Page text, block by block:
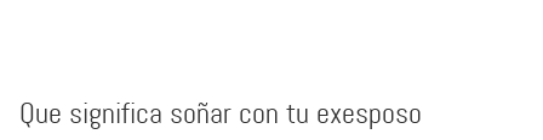
Que significa soñar con tu exesposo